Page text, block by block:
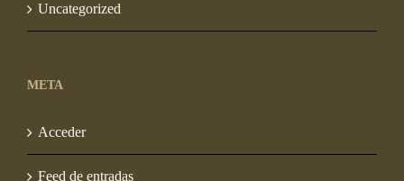
Uncategorized
META
Acceder
Feed de entradas